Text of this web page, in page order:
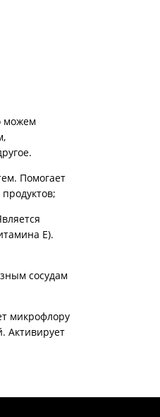
можем
Помогает
Е).
сосудам
микрофлору
Активирует